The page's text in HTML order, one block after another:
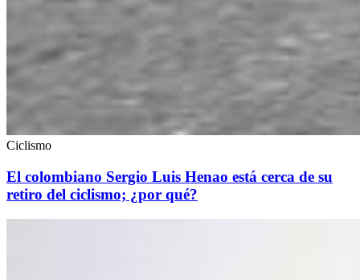
Ciclismo
El colombiano Sergio Luis Henao está cerca de su
retiro del ciclismo; ¿por qué?